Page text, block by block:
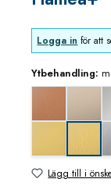
Logga in för att
Ytbehandling:
Lägg till i